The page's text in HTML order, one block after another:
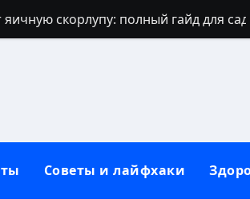
скорлупу: полный гайд для сада
духовный щит дома, семьи и
рассаду перца без потерь
наследуют исключительно от отца
Советы и лайфхаки